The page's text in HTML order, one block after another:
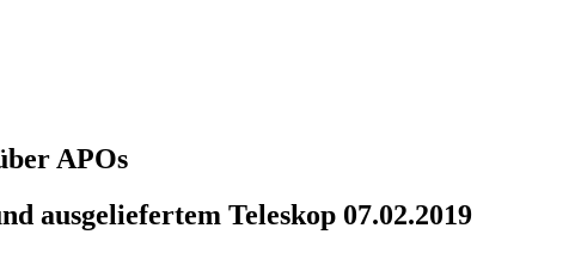
APOs
ausgeliefertem Teleskop 07.02.2019